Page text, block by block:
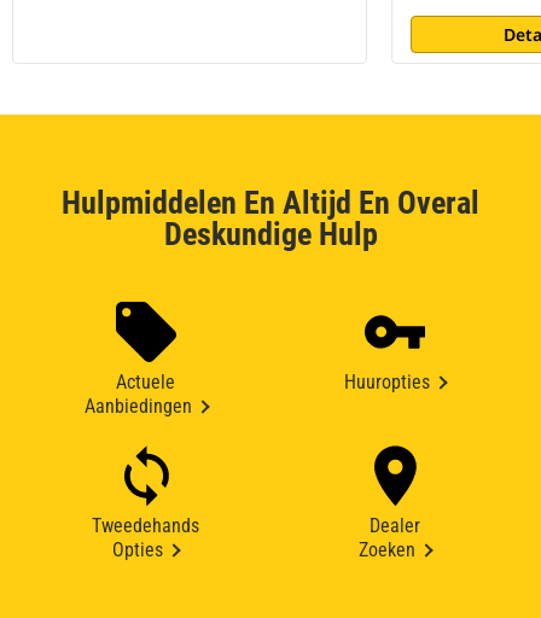
Hulpmiddelen En Altijd En Overal
Deskundige Hulp
Actuele
Aanbiedingen
Huuropties
Tweedehands
Opties
Dealer
Zoeken